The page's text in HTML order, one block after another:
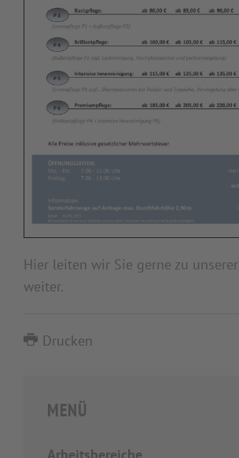
Hier leiten wir Sie gerne zu unserer
weiter.
Drucken
MENÜ